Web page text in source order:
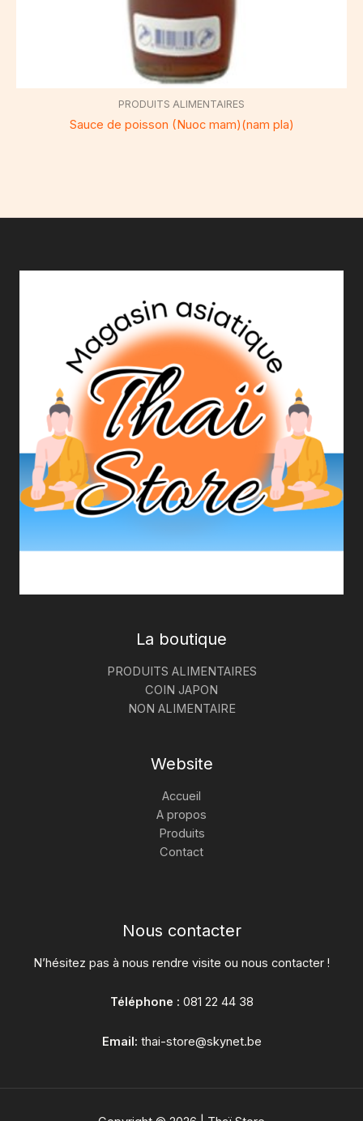
PRODUITS ALIMENTAIRES
Sauce de poisson (Nuoc mam)(nam pla)
La boutique
PRODUITS ALIMENTAIRES
COIN JAPON
NON ALIMENTAIRE
Website
Accueil
A propos
Produits
Contact
Nous contacter
N’hésitez pas à nous rendre visite ou nous contacter !
Téléphone : 081 22 44 38
Email: thai-store@skynet.be